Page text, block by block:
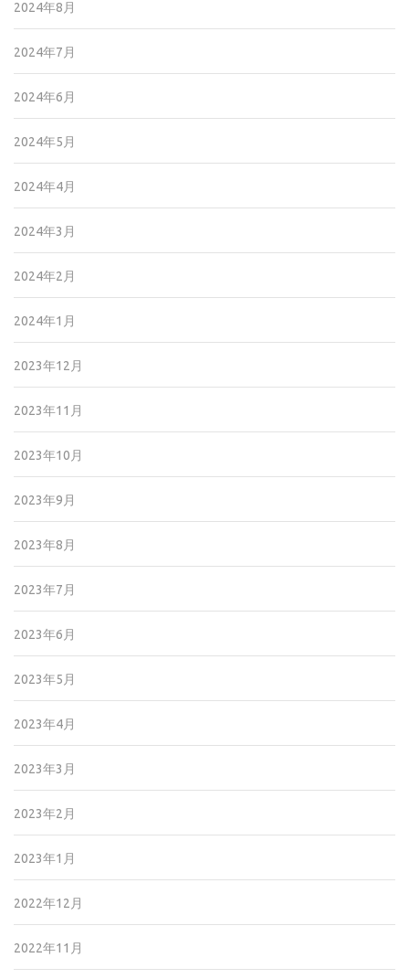
2024年8月
2024年7月
2024年6月
2024年5月
2024年4月
2024年3月
2024年2月
2024年1月
2023年12月
2023年11月
2023年10月
2023年9月
2023年8月
2023年7月
2023年6月
2023年5月
2023年4月
2023年3月
2023年2月
2023年1月
2022年12月
2022年11月